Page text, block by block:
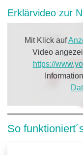
Erklärvideo zur
Mit Klick auf
Video
https://
So